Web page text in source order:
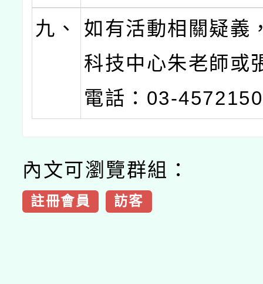
九、
如有活動相關疑義
科技中心朱老師或
電話：03-
內文可瀏覽群組：
註冊會員 訪客